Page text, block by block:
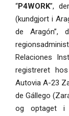
“P4WORK”,
(kundgjort i
de Aragón”,
Relaciones
registreret
Autovia A-23
de Gállego
og optaget i